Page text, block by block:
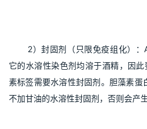
2）封固剂（只限免疫组化）
它的水溶性染色剂均溶于酒精，因
素标签需要水溶性封固剂。胆藻素
不加甘油的水溶性封固剂，否则会产